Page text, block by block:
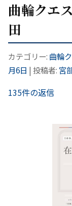
曲輪クエ
田
カテゴリー: 曲輪
月6日 | 投稿者: 宮
135件の返信